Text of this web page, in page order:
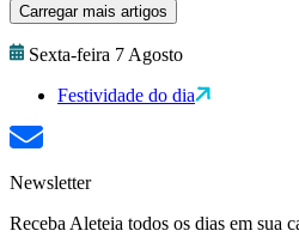
Carregar mais artigos
Sexta-feira 7 Agosto
Festividade do dia
Newsletter
Receba Aleteia todos os dias em sua